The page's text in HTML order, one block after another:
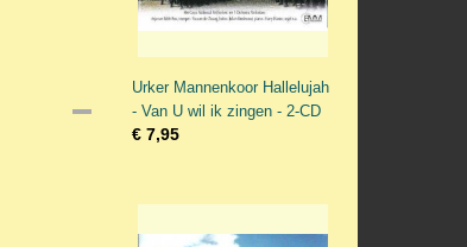
Urker Mannenkoor Hallelujah
- Van U wil ik zingen - 2-CD
€ 7,95